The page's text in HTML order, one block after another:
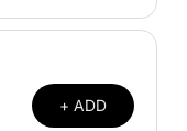
+ ADD